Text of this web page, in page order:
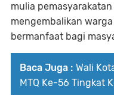
mulia
mengembalikan
bermanfaat bagi
Baca Juga : Wali
MTQ Ke-56 Tingkat